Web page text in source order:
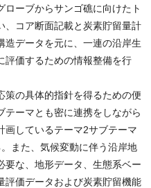
ーブからサンゴ礁に向けたト
、コア断面記載と炭素貯留量計
造データを元に、一連の沿岸生
評価するための情報整備を行
の具体的指針を得るための便
ーマとも密に連携をしながら
画しているテーマ2サブテーマ
また、気候変動に伴う沿岸地
要な、地形データ、生態系ベー
評価データおよび炭素貯留機能